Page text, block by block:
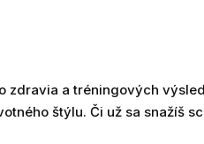
a tréningových
štýlu. Či už sa snažíš